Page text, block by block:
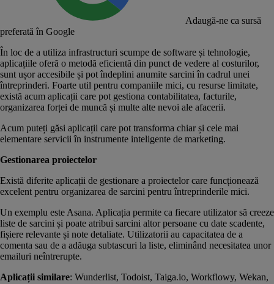
Adaugă-ne ca sursă
preferată în Google
În loc de a utiliza infrastructuri scumpe de software și tehnologie,
aplicațiile oferă o metodă eficientă din punct de vedere al costurilor,
sunt ușor accesibile și pot îndeplini anumite sarcini în cadrul unei
întreprinderi. Foarte util pentru companiile mici, cu resurse limitate,
există acum aplicații care pot gestiona contabilitatea, facturile,
organizarea forței de muncă și multe alte nevoi ale afacerii.
Acum puteți găsi aplicații care pot transforma chiar și cele mai
elementare servicii în instrumente inteligente de marketing.
Gestionarea proiectelor
Există diferite aplicații de gestionare a proiectelor care funcționează
excelent pentru organizarea de sarcini pentru întreprinderile mici.
Un exemplu este Asana. Aplicația permite ca fiecare utilizator să creeze
liste de sarcini și poate atribui sarcini altor persoane cu date scadente,
fișiere relevante și note detaliate. Utilizatorii au capacitatea de a
comenta sau de a adăuga subtascuri la liste, eliminând necesitatea unor
emailuri neîntrerupte.
Aplicații similare: Wunderlist, Todoist, Taiga.io, Workflowy, Wekan,